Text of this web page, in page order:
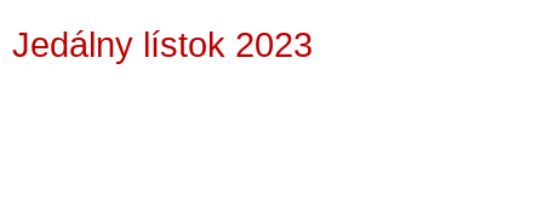
Jedálny lístok 2023